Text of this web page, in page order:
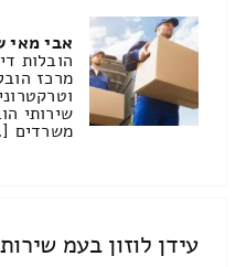
אבי מאי
הובלות
מרכז
שירותי
משרדים
עידן לוזון בעמ